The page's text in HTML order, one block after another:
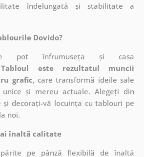
îndelungată și stabilitate a
Dovido?
pot înfrumuseța și casa
Tabloul este rezultatul muncii
grafic, caretransformă ideile sale
și mereu actuale. Alegeți din
și decorați-vă locuința cu tablouri pe
noi.
înaltă calitate
pe pânză flexibilă de înaltă